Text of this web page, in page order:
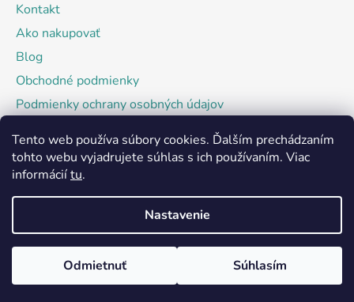
Tento web používa súbory cookies. Ďalším prechádzaním
tohto webu vyjadrujete súhlas s ich používaním. Viac
informáciítu.
Nastavenie
Odmietnuť Súhlasím
Kontakt
Ako nakupovať
Blog
Obchodné podmienky
Podmienky ochrany osobných údajov
Facebook
Vytvoril Shoptet
Copyright 2026Kraftech.sk. Všetky práva vyhradené.